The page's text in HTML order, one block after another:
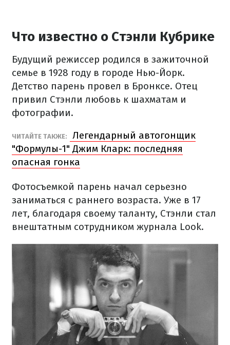
Что известно о Стэнли Кубрике
Будущий режиссер родился в зажиточной
семье в 1928 году в городе Нью-Йорк.
Детство парень провел в Бронксе. Отец
привил Стэнли любовь к шахматам и
фотографии.
ЧИТАЙТЕ ТАКЖЕ:
Легендарный автогонщик
"Формулы-1" Джим Кларк: последняя
опасная гонка
Фотосъемкой парень начал серьезно
заниматься с раннего возраста. Уже в 17
лет, благодаря своему таланту, Стэнли стал
внештатным сотрудником журнала Look.